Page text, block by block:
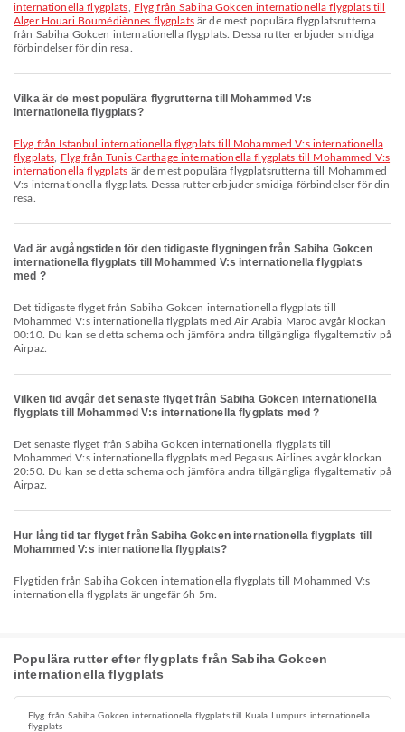
internationella flygplats
Flyg från Sabiha Gokcen internationella flygplats till
Alger Houari Boumédiènnes flygplatsär de mest populära flygplatsrutterna
från Sabiha Gokcen internationella flygplats. Dessa rutter erbjuder smidiga
förbindelser för din resa.
Vilka är de mest populära flygrutterna till Mohammed V:s
internationella flygplats?
Flyg från Istanbul internationella flygplats till Mohammed V:s internationella
flygplats
Flyg från Tunis Carthage internationella flygplats till Mohammed V:s
internationella flygplats är de mest populära flygplatsrutterna till Mohammed
V:s internationella flygplats. Dessa rutter erbjuder smidiga förbindelser för din
resa.
Vad är avgångstiden för den tidigaste flygningen från Sabiha Gokcen
internationella flygplats till Mohammed V:s internationella flygplats
med ?
Det tidigaste flyget från Sabiha Gokcen internationella flygplats till
Mohammed V:s internationella flygplats med Air Arabia Maroc avgår klockan
00:10. Du kan se detta schema och jämföra andra tillgängliga flygalternativ på
Airpaz.
Vilken tid avgår det senaste flyget från Sabiha Gokcen internationella
flygplats till Mohammed V:s internationella flygplats med ?
Det senaste flyget från Sabiha Gokcen internationella flygplats till
Mohammed V:s internationella flygplats med Pegasus Airlines avgår klockan
20:50. Du kan se detta schema och jämföra andra tillgängliga flygalternativ på
Airpaz.
Hur lång tid tar flyget från Sabiha Gokcen internationella flygplats till
Mohammed V:s internationella flygplats?
Flygtiden från Sabiha Gokcen internationella flygplats till Mohammed V:s
internationella flygplats är ungefär 6h 5m.
Populära rutter efter flygplats från Sabiha Gokcen
internationella flygplats
Flyg från Sabiha Gokcen internationella flygplats till Kuala Lumpurs internationella
flygplats